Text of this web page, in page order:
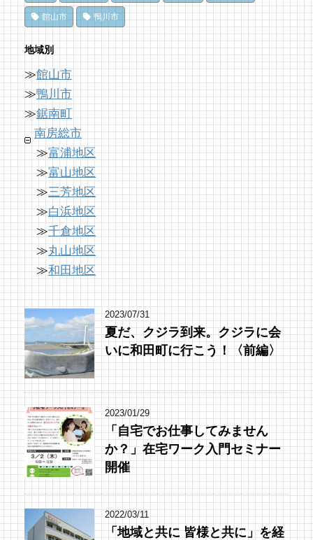
和田町仁我浦で、エコヴィレッジUMIKAZE
開拓中！
17 views|byあわみなこ
【コラボ】ちくら漁港朝市とは⁉︎ 名物「港海
鮮焼き」で新鮮魚介を食べ尽くす！【安房國
テレビ】
17 views|by美里歩来(Poccuru)
ドライブ休憩にオススメ！「とみうら元気倶
楽部」でホッと一息♪
68 views|byフジイ ミツコ
南房総の海を食らう！天然ところてん専門店
「ところてん小屋 青木」
61 views|by原みりか
洗濯は持ち帰らない！カフェ併設のコインラ
ンドリーで帰宅前に洗濯
8,896 views|byなべたゆかり
「房総の駅とみうら」で夕食を済ませて渋滞
を回避しよう！
8,765 views|byari-iku
館山市 鴨川市
地域別
≫館山市
≫鴨川市
≫鋸南町
南房総市
≫富浦地区
≫富山地区
≫三芳地区
≫白浜地区
≫千倉地区
≫丸山地区
≫和田地区
2023/07/31
夏だ、クジラ到来。クジラに会
いに和田町に行こう！〈前編〉
2023/01/29
「自宅でお仕事してみません
か？」在宅ワーク入門セミナー
開催
2022/03/11
「地域と共に 皆様と共に」を経